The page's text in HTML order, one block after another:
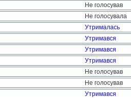
Не голосував
Не голосувала
Утрималась
Утримався
Утримався
Утримався
Не голосував
Не голосував
Утримався